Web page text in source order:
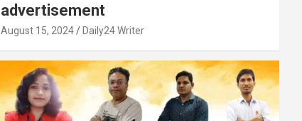
advertisement
August 15, 2024 Daily24 Writer